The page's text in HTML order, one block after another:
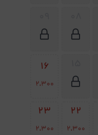
16
2،300
22
2،300
23
2،300